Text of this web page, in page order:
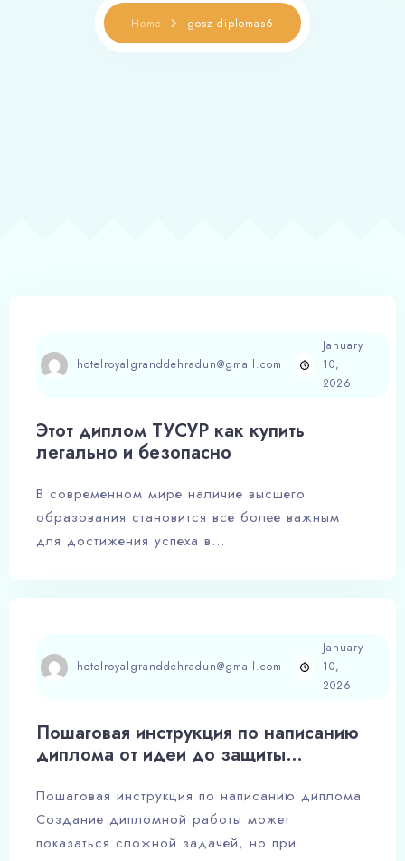
Home gosz-diplomas6
hotelroyalgranddehradun@gmail.com
January
10,
2026
Этот диплом ТУСУР как купить
легально и безопасно
В современном мире наличие высшего
образования становится все более важным
для достижения успеха в…
hotelroyalgranddehradun@gmail.com
January
10,
2026
Пошаговая инструкция по написанию
диплома от идеи до защиты
Пошаговая инструкция по написанию диплома
Создание дипломной работы может
показаться сложной задачей, но при…